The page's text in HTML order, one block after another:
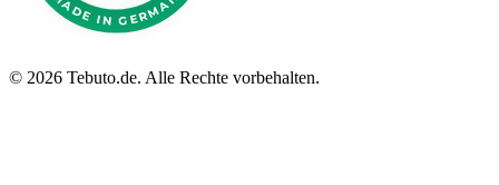
© 2026 Tebuto.de. Alle Rechte vorbehalten.